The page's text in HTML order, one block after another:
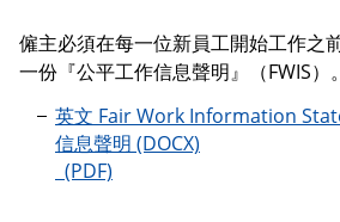
僱主必須在每一位新員工開始工作之
一份『公平工作信息聲明』（FWIS）。
英文 Fair Work Information
信息聲明
英文 Fair Work Information